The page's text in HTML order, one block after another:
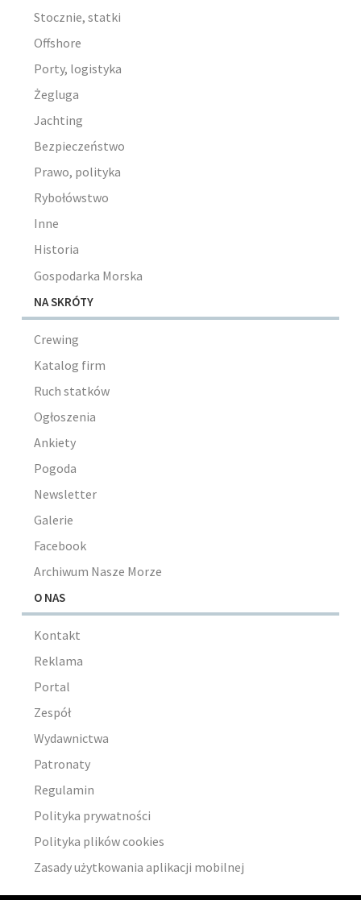
Stocznie, statki
Offshore
Porty, logistyka
Żegluga
Jachting
Bezpieczeństwo
Prawo, polityka
Rybołówstwo
Inne
Historia
Gospodarka Morska
NA SKRÓTY
Crewing
Katalog firm
Ruch statków
Ogłoszenia
Ankiety
Pogoda
Newsletter
Galerie
Facebook
Archiwum Nasze Morze
O NAS
Kontakt
Reklama
Portal
Zespół
Wydawnictwa
Patronaty
Regulamin
Polityka prywatności
Polityka plików cookies
Zasady użytkowania aplikacji mobilnej